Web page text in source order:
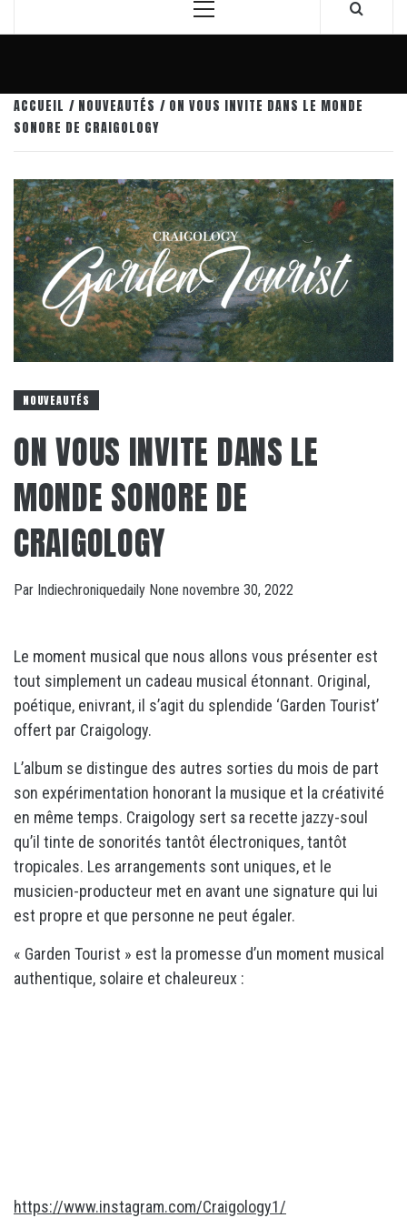
Menu
ACCUEIL NOUVEAUTÉS
ON VOUS INVITE DANS LE MONDE
SONORE DE CRAIGOLOGY
NOUVEAUTÉS
ON VOUS INVITE DANS LE
MONDE SONORE DE
CRAIGOLOGY
Par Indiechroniquedaily None novembre 30, 2022
Le moment musical que nous allons vous présenter est
tout simplement un cadeau musical étonnant. Original,
poétique, enivrant, il s’agit du splendide ‘Garden Tourist’
offert par Craigology.
L’album se distingue des autres sorties du mois de part
son expérimentation honorant la musique et la créativité
en même temps. Craigology sert sa recette jazzy-soul
qu’il tinte de sonorités tantôt électroniques, tantôt
tropicales. Les arrangements sont uniques, et le
musicien-producteur met en avant une signature qui lui
est propre et que personne ne peut égaler.
« Garden Tourist » est la promesse d’un moment musical
authentique, solaire et chaleureux :
https://www.instagram.com/Craigology1/